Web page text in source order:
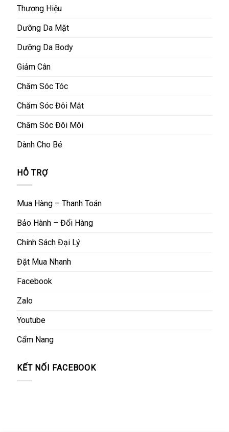
Thương Hiệu
Dưỡng Da Mặt
Dưỡng Da Body
Giảm Cân
Chăm Sóc Tóc
Chăm Sóc Đôi Mắt
Chăm Sóc Đôi Môi
Dành Cho Bé
HỖ TRỢ
Mua Hàng – Thanh Toán
Bảo Hành – Đổi Hàng
Chính Sách Đại Lý
Đặt Mua Nhanh
Facebook
Zalo
Youtube
Cẩm Nang
KẾT NỐI FACEBOOK